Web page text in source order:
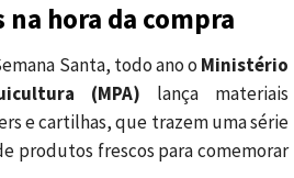
hora da compra
Santa, todo ano o Ministério
(MPA) lança materiais
e cartilhas, que trazem uma série
produtos frescos para comemorar